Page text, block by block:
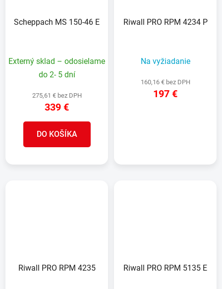
Scheppach MS 150-46 E
Externý sklad – odosielame
do 2- 5 dní
275,61 € bez DPH
339 €
DO KOŠÍKA
Riwall PRO RPM 4234 P
Na vyžiadanie
160,16 € bez DPH
197 €
Riwall PRO RPM 4235 Riwall PRO RPM 5135 E